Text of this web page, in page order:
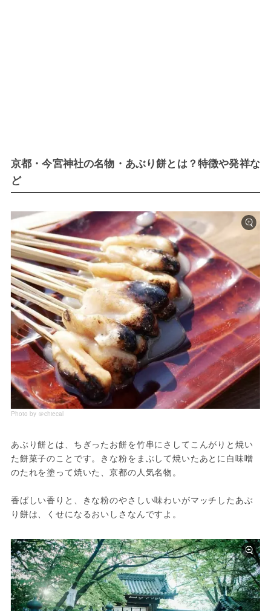
京都・今宮神社の名物・あぶり餅とは？特徴や発祥な
ど
Photo by ＠chiecal
あぶり餅とは、ちぎったお餅を竹串にさしてこんがりと焼い
た餅菓子のことです。きな粉をまぶして焼いたあとに白味噌
のたれを塗って焼いた、京都の人気名物。
香ばしい香りと、きな粉のやさしい味わいがマッチしたあぶ
り餅は、くせになるおいしさなんですよ。